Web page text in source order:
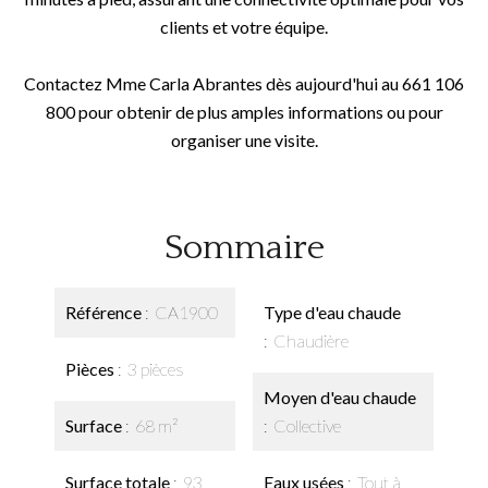
clients et votre équipe.
Contactez Mme Carla Abrantes dès aujourd'hui au 661 106
800 pour obtenir de plus amples informations ou pour
organiser une visite.
Sommaire
Référence CA1900
Pièces 3 pièces
Surface 68 m²
Surface totale 93
Type d'eau chaude
Chaudière
Moyen d'eau chaude
Collective
Eaux usées Tout à